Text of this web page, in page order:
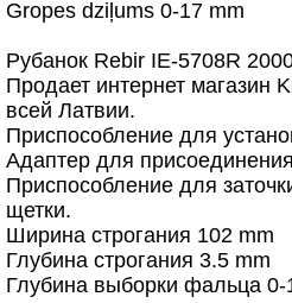
Gropes dziļums 0-17 mm
Рубанок Rebir IE-5708R
Продает интернет магазин
всей Латвии.
Приспособление для
Адаптер для
Приспособление для
щетки.
Ширина строгания 102 mm
Глубина строгания 3.5 mm
Глубина выборки фальца 0-